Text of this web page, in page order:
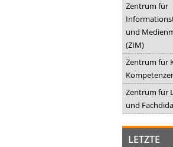
Zentrum für
und
(ZIM)
Zentrum für
Zentrum für
und
LETZTE